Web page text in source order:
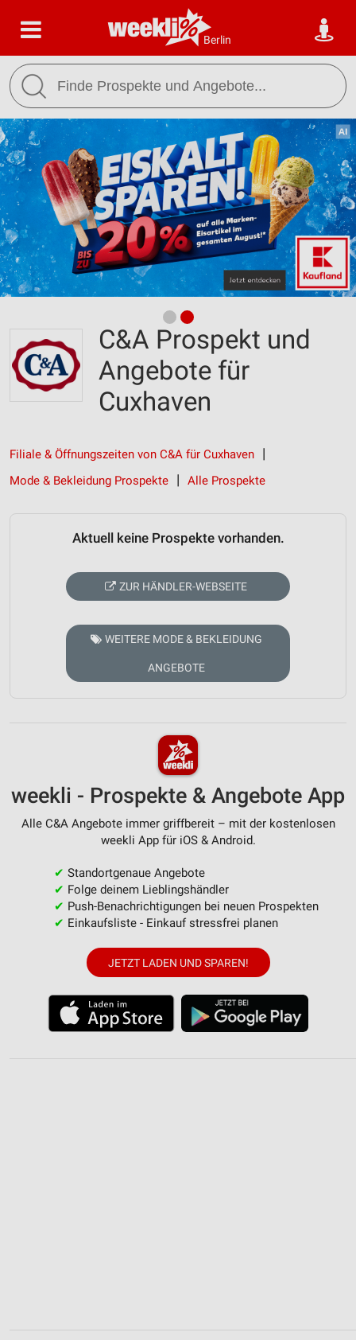
Berlin
C&A Prospekt und
Angebote für
Cuxhaven
Filiale & Öffnungszeiten von C&A für Cuxhaven
Mode & Bekleidung Prospekte
Alle Prospekte
Aktuell keine Prospekte vorhanden.
ZUR HÄNDLER-WEBSEITE
WEITERE MODE & BEKLEIDUNG
ANGEBOTE
weekli - Prospekte & Angebote App
Alle C&A Angebote immer griffbereit – mit der kostenlosen
weekli App für iOS & Android.
✔ Standortgenaue Angebote
✔ Folge deinem Lieblingshändler
✔ Push-Benachrichtigungen bei neuen Prospekten
✔ Einkaufsliste - Einkauf stressfrei planen
JETZT LADEN UND SPAREN!